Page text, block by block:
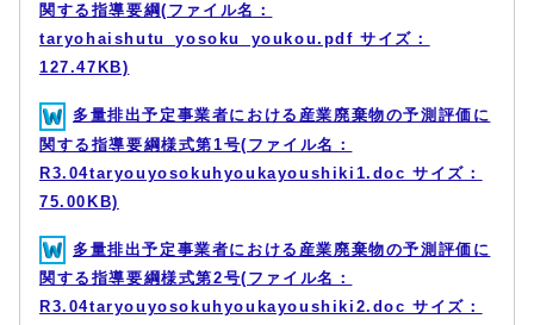
関する指導要綱(ファイル名：
taryohaishutu_yosoku_youkou.pdf サイズ：
127.47KB)
多量排出予定事業者における産業廃棄物の予測評価に
関する指導要綱様式第1号(ファイル名：
R3.04taryouyosokuhyoukayoushiki1.doc サイズ：
75.00KB)
多量排出予定事業者における産業廃棄物の予測評価に
関する指導要綱様式第2号(ファイル名：
R3.04taryouyosokuhyoukayoushiki2.doc サイズ：